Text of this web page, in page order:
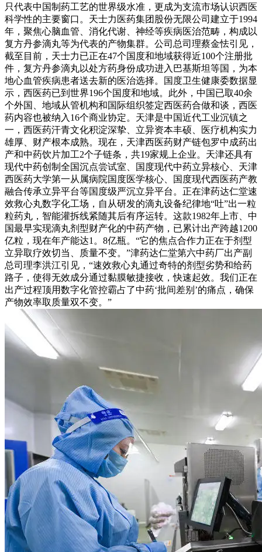
只代表中国制药工艺的世界级水准，更成为支流市场认识西医
科学性的主要窗口。天士力医药集团股份无限公司建立于1994
年，聚焦心脑血管、消化代谢、神经等疾病医治范畴，构成以
复方丹参滴丸等为代表的产物集群。公司总司理蔡金怯引见，
截至目前，天士力已正在47个国度和地域获得近100个注册批
件，复方丹参滴丸以处方药身份成功进入巴基斯坦等国，为本
地心血管疾病患者送去新的医治选择。国度卫生健康委数据显
示，西医药已到世界196个国度和地域。此外，中国已取40余
个外国、地域从管机构和国际组织签定西医药合做和谈，西医
药内容也被纳入16个商业协定。天津是中国近代工业沉镇之
一，西医药汗青文化积淀深挚、立异资本丰硕、医疗机构实力
雄厚、财产根本成熟。现在，天津西医药财产链包罗中成药出
产和中药饮片加工2个子链条，共19家规上企业。天津还具有
现代中药创制全国沉点尝试室、国度现代中药立异核心、天津
西医药大学第一从属病院国度医学核心、国度现代西医药产教
融合传承立异平台等国度级严沉立异平台。正在津药达仁堂速
效救心丸数字化工场，自从研发的滴丸设备纪律地“吐”出一粒
粒药丸，智能灌拆线紧随其后有序运转。这款1982年上市、中
国最早实现滴丸剂型财产化的中药产物，已累计出产跨越1200
亿粒，现在年产能达1。8亿瓶。“它的焦点合作力正在于剂型
立异取疗效切当、质量不变。”津药达仁堂第六中药厂出产副
总司理李洪江引见，“速效救心丸通过奇特的剂型劣势和给药
路子，使得无效成分通过黏膜敏捷接收，快速起效。我们正在
出产过程顶用数字化管控霸占了中药‘批间差别’的痛点，确保
产物效率取质量双不变。”